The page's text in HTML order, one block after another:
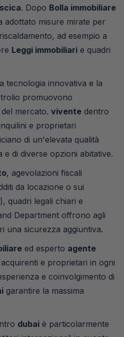
. Dopo Bolla immobiliare
adottato misure mirate per
ad esempio a
Leggi immobiliari e quadri
tecnologia innovativa e la
promuovono
mercato. vivente dentro
e proprietari
di un'elevata qualità
e di diverse opzioni abitative.
, agevolazioni fiscali
da locazione o sui
quadri legali chiari e
Department offrono agli
una sicurezza aggiuntiva.
ed esperto agente
e proprietari in ogni
e coinvolgimento di
garantire la massima
dubai è particolarmente